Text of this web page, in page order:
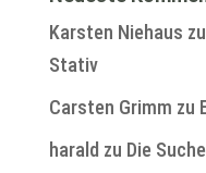
Karsten Niehaus zu
Stativ
Carsten Grimm zu
harald zu Die